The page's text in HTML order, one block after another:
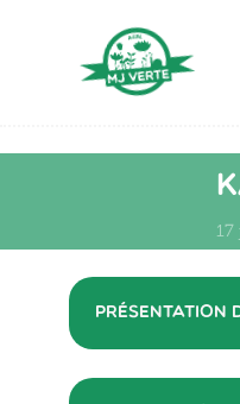
Présentation